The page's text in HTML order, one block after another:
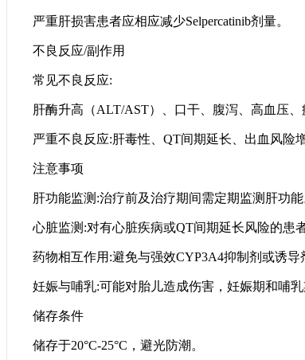
严重肝损害患者应相应减少Selpercatinib剂量。
不良反应/副作用
常见不良反应:
肝酶升高（ALT/AST）、口干、腹泻、高血压、
严重不良反应:肝毒性、QT间期延长、出血风险
注意事项
肝功能监测:治疗前及治疗期间需定期监测肝功能
心脏监测:对有心脏疾病或QT间期延长风险的患者
药物相互作用:避免与强效CYP3A4抑制剂或诱导
妊娠与哺乳:可能对胎儿造成伤害，妊娠期和哺乳
储存条件
储存于20°C-25°C，避光防潮。